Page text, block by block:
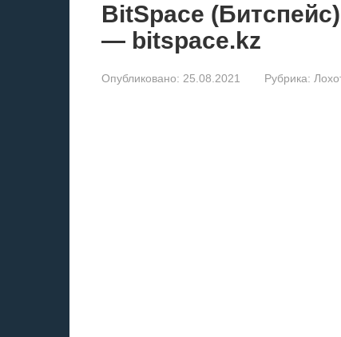
BitSpace
— bitspace.kz
Опубликовано: 25.08.2021 Рубрика: